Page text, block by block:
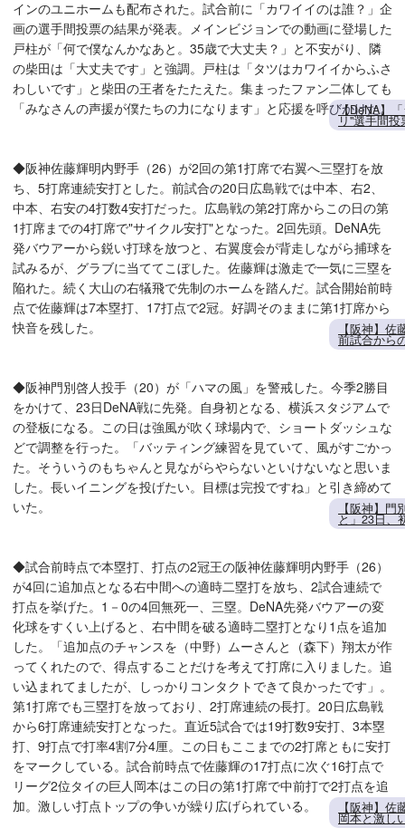
インのユニホームも配布された。試合前に「カワイイのは誰？」企
画の選手間投票の結果が発表。メインビジョンでの動画に登場した
戸柱が「何で僕なんかなあと。35歳で大丈夫？」と不安がり、隣
の柴田は「大丈夫です」と強調。戸柱は「タツはカワイイからふさ
わしいです」と柴田の王者をたたえた。集まったファン二体しても
「みなさんの声援が僕たちの力になります」と応援を呼びかけた。
【DeNA】
リ"選手間
◆阪神佐藤輝明内野手（26）が2回の第1打席で右翼へ三塁打を放
ち、5打席連続安打とした。前試合の20日広島戦では中本、右2、
中本、右安の4打数4安打だった。広島戦の第2打席からこの日の第
1打席までの4打席で"サイクル安打"となった。2回先頭。DeNA先
発バウアーから鋭い打球を放つと、右翼度会が背走しながら捕球を
試みるが、グラブに当ててこぼした。佐藤輝は激走で一気に三塁を
陥れた。続く大山の右犠飛で先制のホームを踏んだ。試合開始前時
点で佐藤輝は7本塁打、17打点で2冠。好調そのままに第1打席から
快音を残した。
【阪神】
前試合から
◆阪神門別啓人投手（20）が「ハマの風」を警戒した。今季2勝目
をかけて、23日DeNA戦に先発。自身初となる、横浜スタジアムで
の登板になる。この日は強風が吹く球場内で、ショートダッシュな
どで調整を行った。「バッティング練習を見ていて、風がすごかっ
た。そういうのもちゃんと見ながらやらないといけないなと思いま
した。長いイニングを投げたい。目標は完投ですね」と引き締めて
いた。
【阪神】
と」23日
◆試合前時点で本塁打、打点の2冠王の阪神佐藤輝明内野手（26）
が4回に追加点となる右中間への適時二塁打を放ち、2試合連続で
打点を挙げた。1－0の4回無死一、三塁。DeNA先発バウアーの変
化球をすくい上げると、右中間を破る適時二塁打となり1点を追加
した。「追加点のチャンスを（中野）ムーさんと（森下）翔太が作
ってくれたので、得点することだけを考えて打席に入りました。追
い込まれてましたが、しっかりコンタクトできて良かったです」。
第1打席でも三塁打を放っており、2打席連続の長打。20日広島戦
から6打席連続安打となった。直近5試合では19打数9安打、3本塁
打、9打点で打率4割7分4厘。この日もここまでの2打席ともに安打
をマークしている。試合前時点で佐藤輝の17打点に次ぐ16打点で
リーグ2位タイの巨人岡本はこの日の第1打席で中前打で2打点を追
加。激しい打点トップの争いが繰り広げられている。
【阪神】
岡本と激し